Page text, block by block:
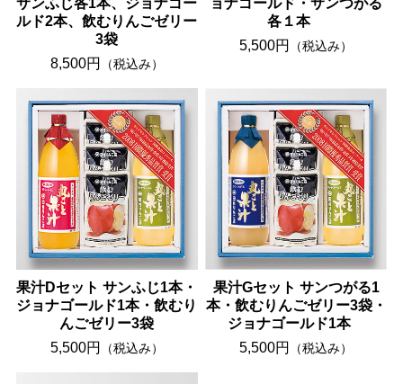
サンふじ各1本、ジョナゴー
ルド2本、飲むりんごゼリー
3袋
8,500円
（税込み）
ョナゴールド・サンつがる
各１本
5,500円
（税込み）
果汁Dセット サンふじ1本・
ジョナゴールド1本・飲むり
んごゼリー3袋
5,500円
（税込み）
果汁Gセット サンつがる1
本・飲むりんごゼリー3袋・
ジョナゴールド1本
5,500円
（税込み）